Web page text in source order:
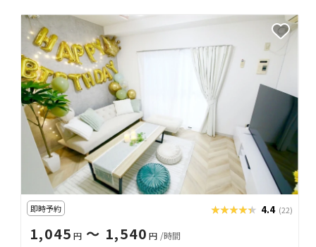
即時予約 ★★★★★
★★★★★ 4.4 (22)
1,045 円〜 1,540 円 /時間